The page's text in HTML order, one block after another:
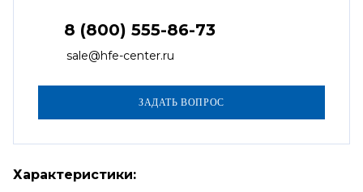
8 (800) 555-86-73
sale@hfe-center.ru
Характеристики: